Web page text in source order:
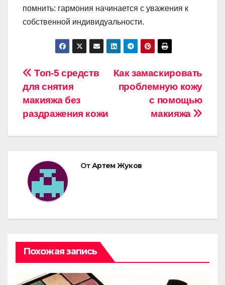
помнить: гармония начинается с уважения к
собственной индивидуальности.
Навигация
по
записям
Как замаскировать
проблемную кожу
с помощью
макияжа
Топ-5 средств
для снятия
макияжа без
раздражения кожи
ОтАртем Жуков
Похожая запись